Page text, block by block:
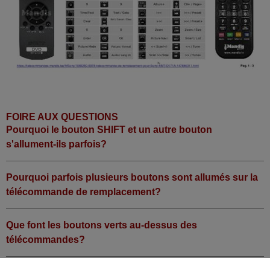
FOIRE AUX QUESTIONS
Pourquoi le bouton SHIFT et un autre bouton
s'allument-ils parfois?
Pourquoi parfois plusieurs boutons sont allumés sur la
télécommande de remplacement?
Que font les boutons verts au-dessus des
télécommandes?